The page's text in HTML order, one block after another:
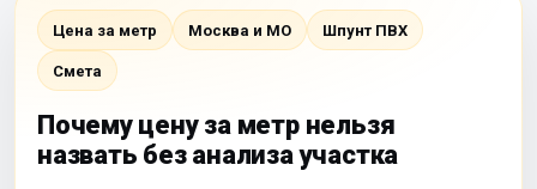
Цена за метр Москва и МО Шпунт ПВХ
Смета
Почему цену за метр нельзя
назвать без анализа участка